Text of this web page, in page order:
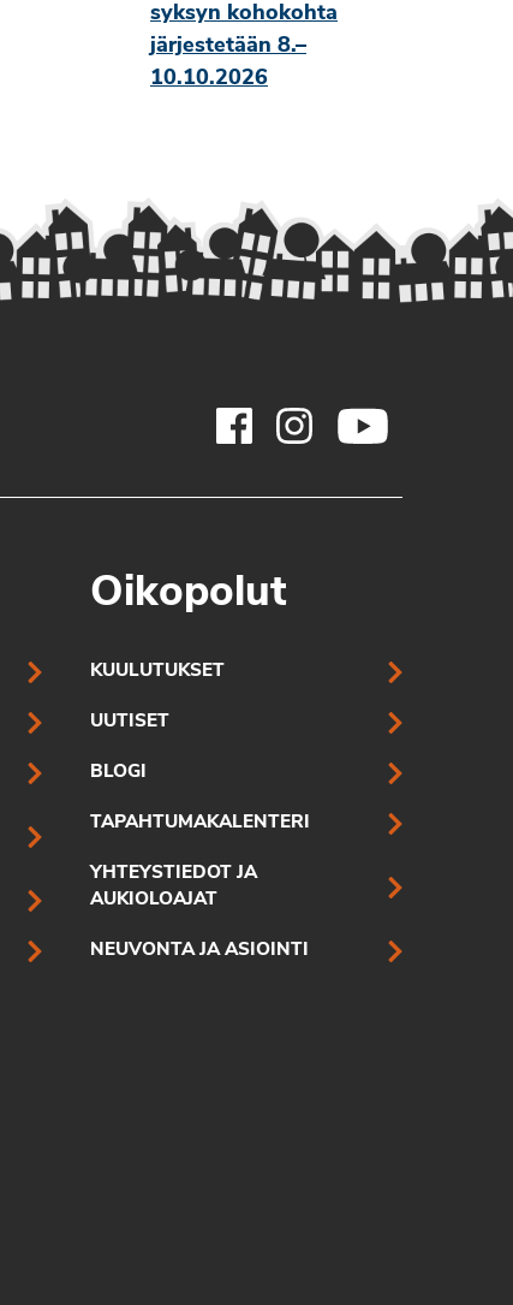
syksyn kohokohta
järjestetään 8.–
10.10.2026
Oikopolut
KUULUTUKSET
UUTISET
BLOGI
TAPAHTUMAKALENTERI
YHTEYSTIEDOT JA
AUKIOLOAJAT
NEUVONTA JA ASIOINTI